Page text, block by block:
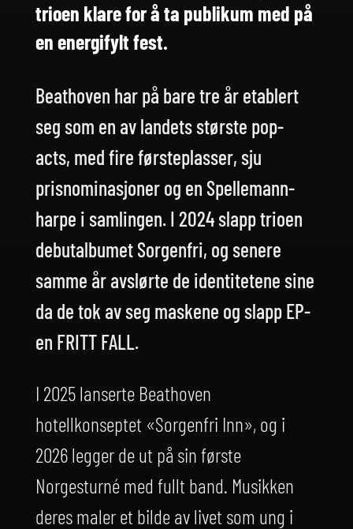
trioen klare for å ta publikum med på
en energifylt fest.
Beathoven har på bare tre år etablert
seg som en av landets største pop-
acts, med fire førsteplasser, sju
prisnominasjoner og en Spellemann-
harpe i samlingen. I 2024 slapp trioen
debutalbumet Sorgenfri, og senere
samme år avslørte de identitetene sine
da de tok av seg maskene og slapp EP-
en FRITT FALL.
I 2025 lanserte Beathoven
hotellkonseptet «Sorgenfri Inn», og i
2026 legger de ut på sin første
Norgesturné med fullt band. Musikken
deres maler et bilde av livet som ung i